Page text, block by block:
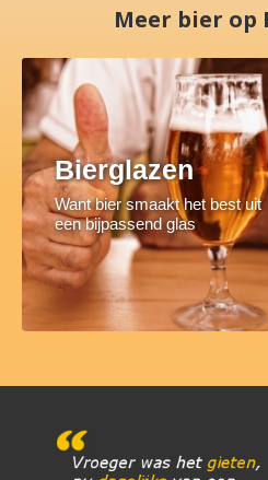
Meer bier op
Bierglazen
Want bier smaakt het best uit
een bijpassend glas